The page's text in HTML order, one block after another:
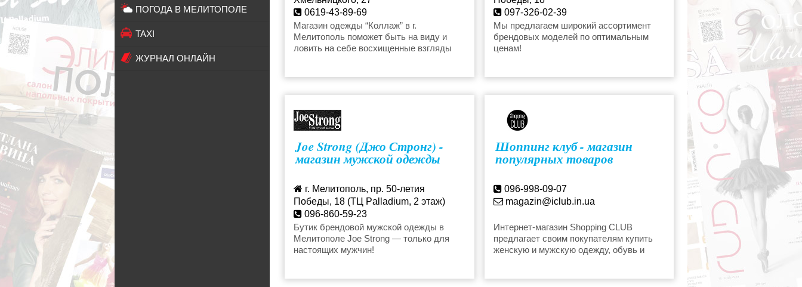
ПОГОДА В МЕЛИТОПОЛЕ
TAXI
ЖУРНАЛ ОНЛАЙН
0619-43-89-69
artemova_y@bk.ru
Магазин одежды “Коллаж” в г.
Мелитополь поможет быть на виду и
ловить на себе восхищенные взгляды
обложки.
097-326-02-39
shoeshouse@ukr.net
Мы предлагаем широкий ассортимент
брендовых моделей по оптимальным
ценам!
Joe Strong (Джо Стронг) -
магазин мужской одежды
г. Мелитополь, пр. 50-летия
Победы, 18 (ТЦ Palladium, 2 этаж)
096-860-59-23
Бутик брендовой мужской одежды в
Мелитополе Joe Strong — только для
настоящих мужчин!
Шоппинг клуб - магазин
популярных товаров
096-998-09-07
magazin@iclub.in.ua
Интернет-магазин Shopping CLUB
предлагает своим покупателям купить
женскую и мужскую одежду, обувь и